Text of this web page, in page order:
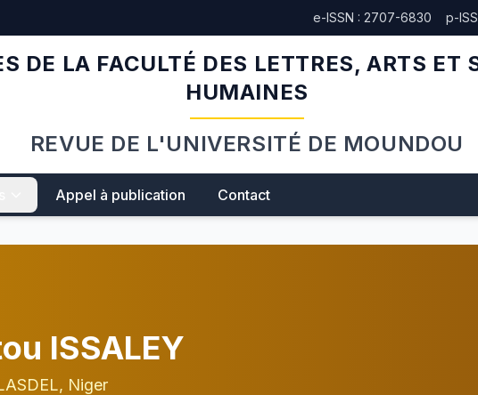
e-ISSN : 2707-6830 p-
DE LA FACULTÉ DES LETTRES, ARTS ET
HUMAINES
REVUE DE L'UNIVERSITÉ DE MOUNDOU
Appel à publication Contact
ISSALEY
Niger